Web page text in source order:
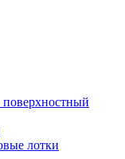
поверхностный
лотки